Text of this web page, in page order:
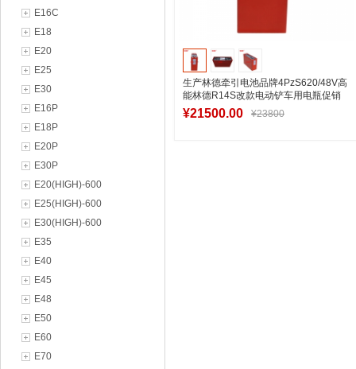
E16C
E18
E20
E25
E30
E16P
E18P
E20P
E30P
E20(HIGH)-600
E25(HIGH)-600
E30(HIGH)-600
E35
E40
E45
E48
E50
E60
E70
生产林德牵引电池品牌4PzS620/48V高
能林德R14S改款电动铲车用电瓶促销
资讯
¥21500.00 ¥23800